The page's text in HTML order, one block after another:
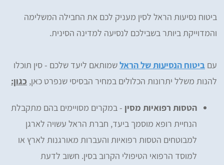
ביטוח נסיעות הראל לסין מעניק לכם את החבילה המשלימה
והמדוייקת ביותר בשבילכם לנסיעה למדינה הסינית.
עם ביטוח הנסיעות של הראלשמותאם ליעד שלכם - סין תוכלו
להנות משלל יתרונות הכלולים במחיר הבסיסי שנפרט כאן, כגון:
הטסות רפואיות מסין - במקרים מסויימים בהם מתקבלת
הנחיית רופא מוסמך ביעד, חברת הראל עשויה לארגן
למבוטחים הטסות רפואיות והעברות מאורגנות לארץ או
למוסד הרפואי הטיפולי הקרוב בסין. חשוב לדעת